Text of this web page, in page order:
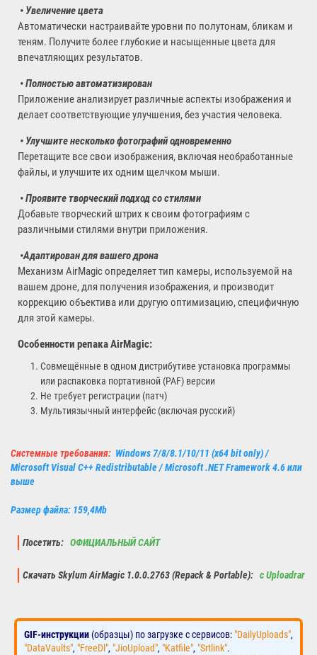
• Увеличение цвета
Автоматически настраивайте уровни по полутонам, бликам и
теням. Получите более глубокие и насыщенные цвета для
впечатляющих результатов.
•Полностью автоматизирован
Приложение анализирует различные аспекты изображения и
делает соответствующие улучшения, без участия человека.
• Улучшите несколько фотографий одновременно
Перетащите все свои изображения, включая необработанные
файлы, и улучшите их одним щелчком мыши.
•Проявите творческий подход со стилями
Добавьте творческий штрих к своим фотографиям с
различными стилями внутри приложения.
•Адаптирован для вашего дрона
Механизм AirMagic определяет тип камеры, используемой на
вашем дроне, для получения изображения, и производит
коррекцию объектива или другую оптимизацию, специфичную
для этой камеры.
Особенности репака AirMagic:
Совмещённые в одном дистрибутиве установка программы
или распаковка портативной (PAF) версии
Не требует регистрации (патч)
Мультиязычный интерфейс (включая русский)
Системные требования: Windows 7/8/8.1/10/11 (x64 bit only) /
Microsoft Visual C++ Redistributable / Microsoft .NET Framework 4.6 или
выше
Размер файла: 159,4Mb
Посетить: ОФИЦИАЛЬНЫЙ САЙТ
Скачать Skylum AirMagic 1.0.0.2763 (Repack & Portable): с Uploadrar
GIF-инструкции (образцы) по загрузке с сервисов: "DailyUploads",
"DataVaults", "FreeDl", "JioUpload", "Katfile", "Srtlink".